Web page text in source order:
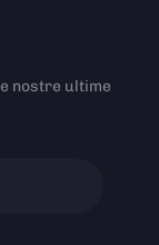
nostre ultime